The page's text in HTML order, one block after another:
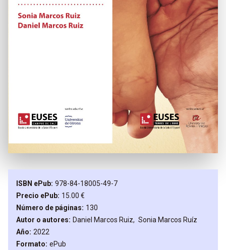
ISBN ePub 978-84-18005-49-7
Precio ePub 15.00 €
Número de páginas
130
Autor o autores Daniel Marcos Ruiz Sonia Marcos Ruíz
Año 2022
Formato ePub